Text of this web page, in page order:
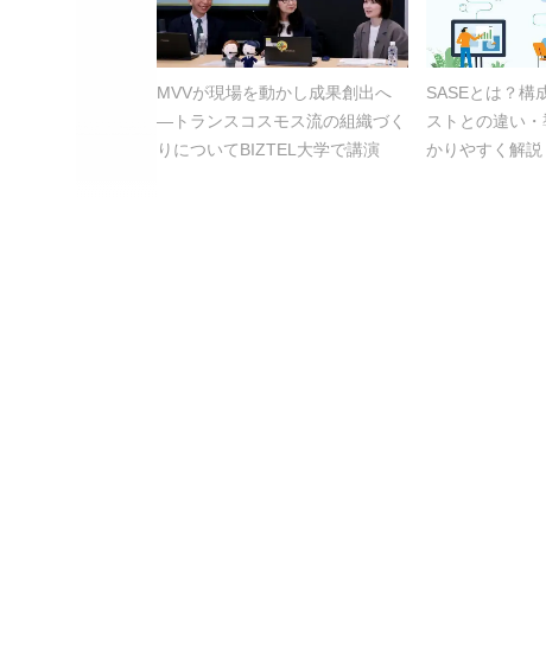
MVVが現場を動かし成果創出へ
―トランスコスモス流の組織づく
りについてBIZTEL大学で講演
SASEとは？構
ストとの違い
かりやすく解説